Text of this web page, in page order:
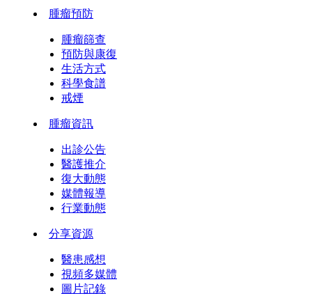
腫瘤預防
腫瘤篩查
預防與康復
生活方式
科學食譜
戒煙
腫瘤資訊
出診公告
醫護推介
復大動態
媒體報導
行業動態
分享資源
醫患感想
視頻多媒體
圖片記錄